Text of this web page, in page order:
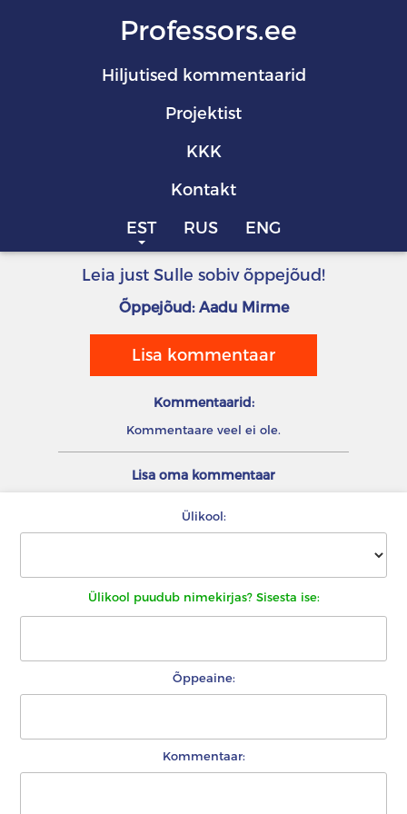
Professors.ee
Hiljutised kommentaarid
Projektist
KKK
Kontakt
EST
RUS ENG
Leia just Sulle sobiv õppejõud!
Õppejõud: Aadu Mirme
Lisa kommentaar
Kommentaarid:
Kommentaare veel ei ole.
Lisa oma kommentaar
Ülikool:
Ülikool puudub nimekirjas? Sisesta ise:
Õppeaine:
Kommentaar: